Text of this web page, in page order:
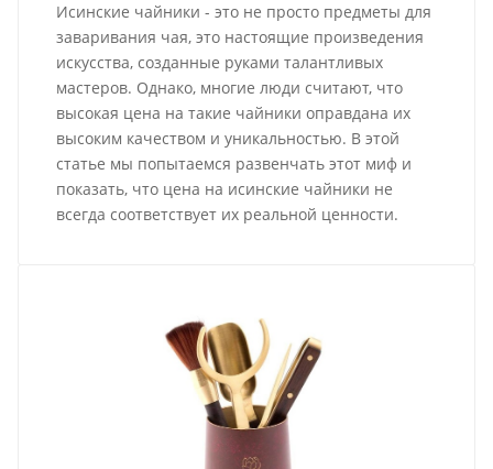
Исинские чайники - это не просто предметы для
заваривания чая, это настоящие произведения
искусства, созданные руками талантливых
мастеров. Однако, многие люди считают, что
высокая цена на такие чайники оправдана их
высоким качеством и уникальностью. В этой
статье мы попытаемся развенчать этот миф и
показать, что цена на исинские чайники не
всегда соответствует их реальной ценности.